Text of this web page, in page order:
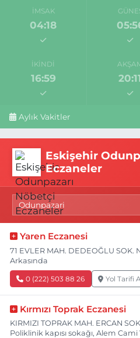
İMSAK
04:18
İKINDI
16:59 20:11
Aylık Vakitler
Eskişehir
Eczaneler
Yaren Eczanesi
71 EVLER MAH. DEDEOĞLU SOK.
Arkasında
0 (222) 503 88 26 Yol Tarifi
Kırmızı Toprak Eczanesi
KIRMIZI TOPRAK MAH. ERCAN
Poliklinik kapısı sokağı, Alem Cami